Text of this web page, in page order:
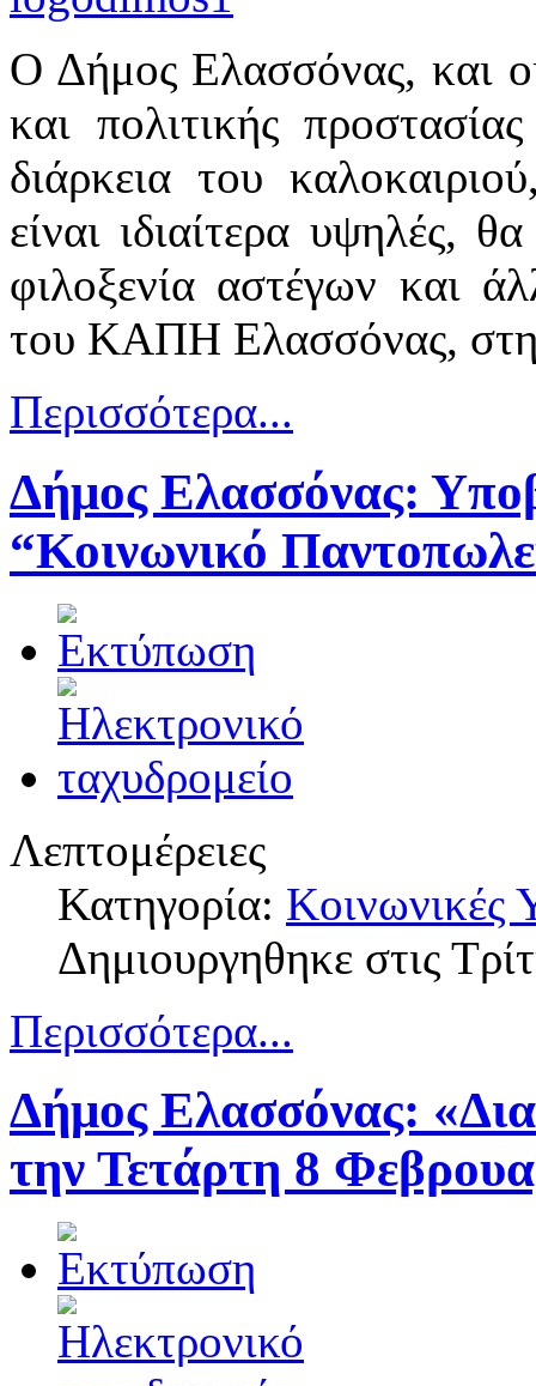
Ο Δήμος Ελασσόνας, και
και πολιτικής
διάρκεια του
είναι ιδιαίτερα υψηλές,
φιλοξενία αστέγων και
του ΚΑΠΗ Ελασσόνας,
Περισσότερα...
Δήμος Ελασσόνας:
“Κοινωνικό
Λεπτομέρειες
Κατηγορία: Κοινωνικές
Δημιουργηθηκε στις
Περισσότερα...
Δήμος Ελασσόνας:
την Τετάρτη 8